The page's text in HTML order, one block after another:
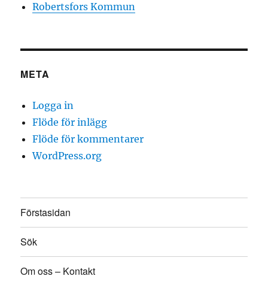
Robertsfors Kommun
META
Logga in
Flöde för inlägg
Flöde för kommentarer
WordPress.org
Förstasidan
Sök
Om oss – Kontakt